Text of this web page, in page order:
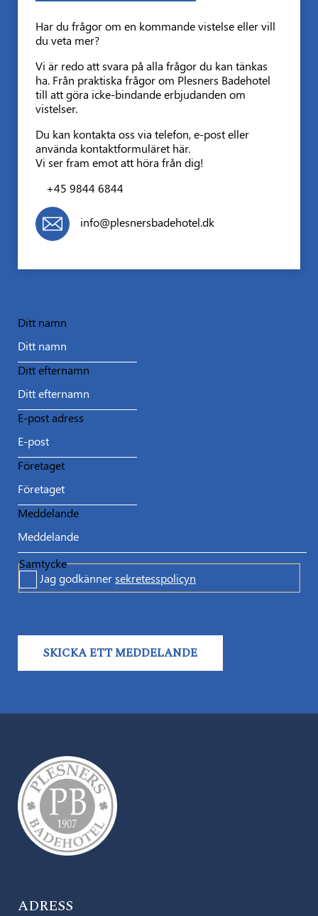
Har du frågor om en kommande vistelse eller vill
du veta mer?
Vi är redo att svara på alla frågor du kan tänkas
ha. Från praktiska frågor om Plesners Badehotel
till att göra icke-bindande erbjudanden om
vistelser.
Du kan kontakta oss via telefon, e-post eller
använda kontaktformuläret här.
Vi ser fram emot att höra från dig!
+45 9844 6844
info@plesnersbadehotel.dk
Ditt namn
Ditt efternamn
E-post adress
Företaget
Meddelande
Samtycke
Jag godkännersekretesspolicyn
ADRESS